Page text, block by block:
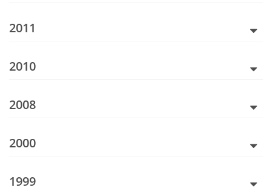
2011
2010
2008
2000
1999